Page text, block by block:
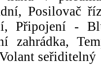
Posilovač
Připojení -
zahrádka,
seřiditelný